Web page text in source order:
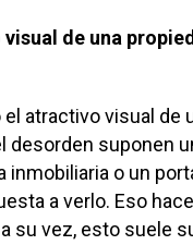
de una
atractivo visual de
desorden suponen
inmobiliaria o un
a verlo. Eso
su vez, esto suele